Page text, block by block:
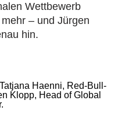
Wettbewerb
– und Jürgen
hin.